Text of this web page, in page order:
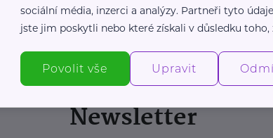
Newsletter
sociální média, inzerci a analýzy. Partneři tyto
jste jim poskytli nebo které získali v důsledku toho,
Povolit vše Upravit